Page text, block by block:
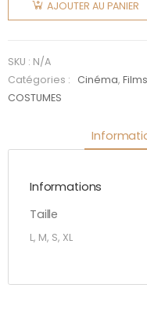
Beetlejuice
AJOUTER AU PANIER
SKU : N/A
Catégories :
Cinéma,
COSTUMES
Informations
Taille
L, M, S, XL